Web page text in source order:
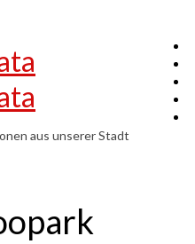
aus unserer Stadt